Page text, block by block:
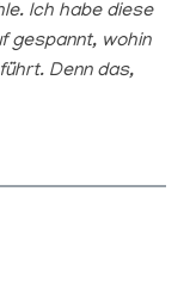
Ich habe diese
gespannt, wohin
Denn das,